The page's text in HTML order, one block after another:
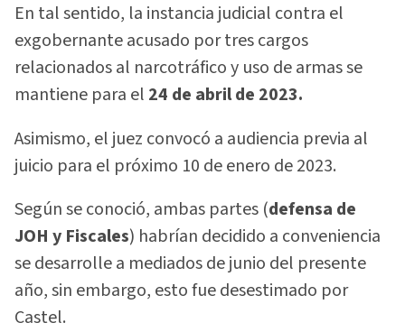
En tal sentido, la instancia judicial contra el
exgobernante acusado por tres cargos
relacionados al narcotráfico y uso de armas se
mantiene para el 24 de abril de 2023.
Asimismo, el juez convocó a audiencia previa al
juicio para el próximo 10 de enero de 2023.
Según se conoció, ambas partes (defensa de
JOH y Fiscales) habrían decidido a conveniencia
se desarrolle a mediados de junio del presente
año, sin embargo, esto fue desestimado por
Castel.